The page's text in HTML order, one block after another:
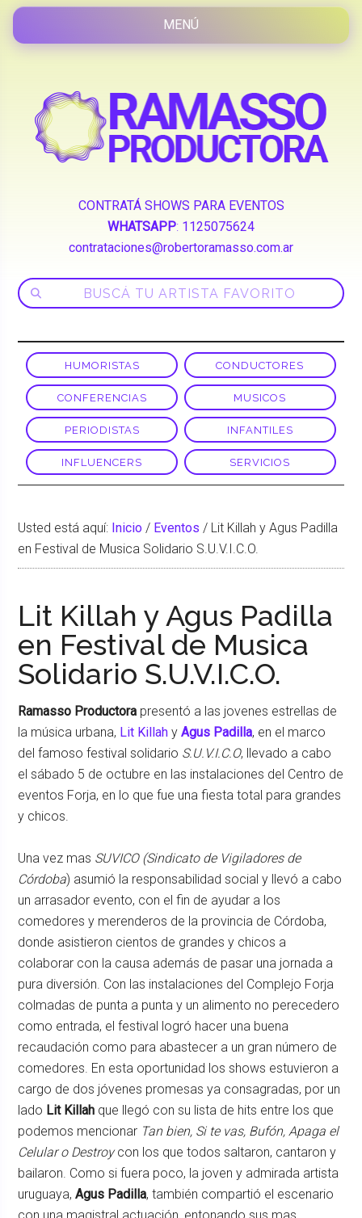
CONTRATÁ SHOWS PARA EVENTOS
WHATSAPP: 1125075624
contrataciones@robertoramasso.com.ar
HUMORISTAS CONDUCTORES
CONFERENCIAS MUSICOS
PERIODISTAS INFANTILES
INFLUENCERS SERVICIOS
Usted está aquí: Inicio / Eventos / Lit Killah y Agus Padilla
en Festival de Musica Solidario S.U.V.I.C.O.
Lit Killah y Agus Padilla
en Festival de Musica
Solidario S.U.V.I.C.O.
Ramasso Productora presentó a las jovenes estrellas de
la música urbana, Lit Killah yAgus Padilla, en el marco
del famoso festival solidario S.U.V.I.C.O, llevado a cabo
el sábado 5 de octubre en las instalaciones del Centro de
eventos Forja, en lo que fue una fiesta total para grandes
y chicos.
Una vez mas SUVICO (Sindicato de Vigiladores de
Córdoba) asumió la responsabilidad social y llevó a cabo
un arrasador evento, con el fin de ayudar a los
comedores y merenderos de la provincia de Córdoba,
donde asistieron cientos de grandes y chicos a
colaborar con la causa además de pasar una jornada a
pura diversión. Con las instalaciones del Complejo Forja
colmadas de punta a punta y un alimento no perecedero
como entrada, el festival logró hacer una buena
recaudación como para abastecer a un gran número de
comedores. En esta oportunidad los shows estuvieron a
cargo de dos jóvenes promesas ya consagradas, por un
lado Lit Killah que llegó con su lista de hits entre los que
podemos mencionar Tan bien, Si te vas, Bufón, Apaga el
Celular o Destroycon los que todos saltaron, cantaron y
bailaron. Como si fuera poco, la joven y admirada artista
uruguaya,Agus Padilla, también compartió el escenario